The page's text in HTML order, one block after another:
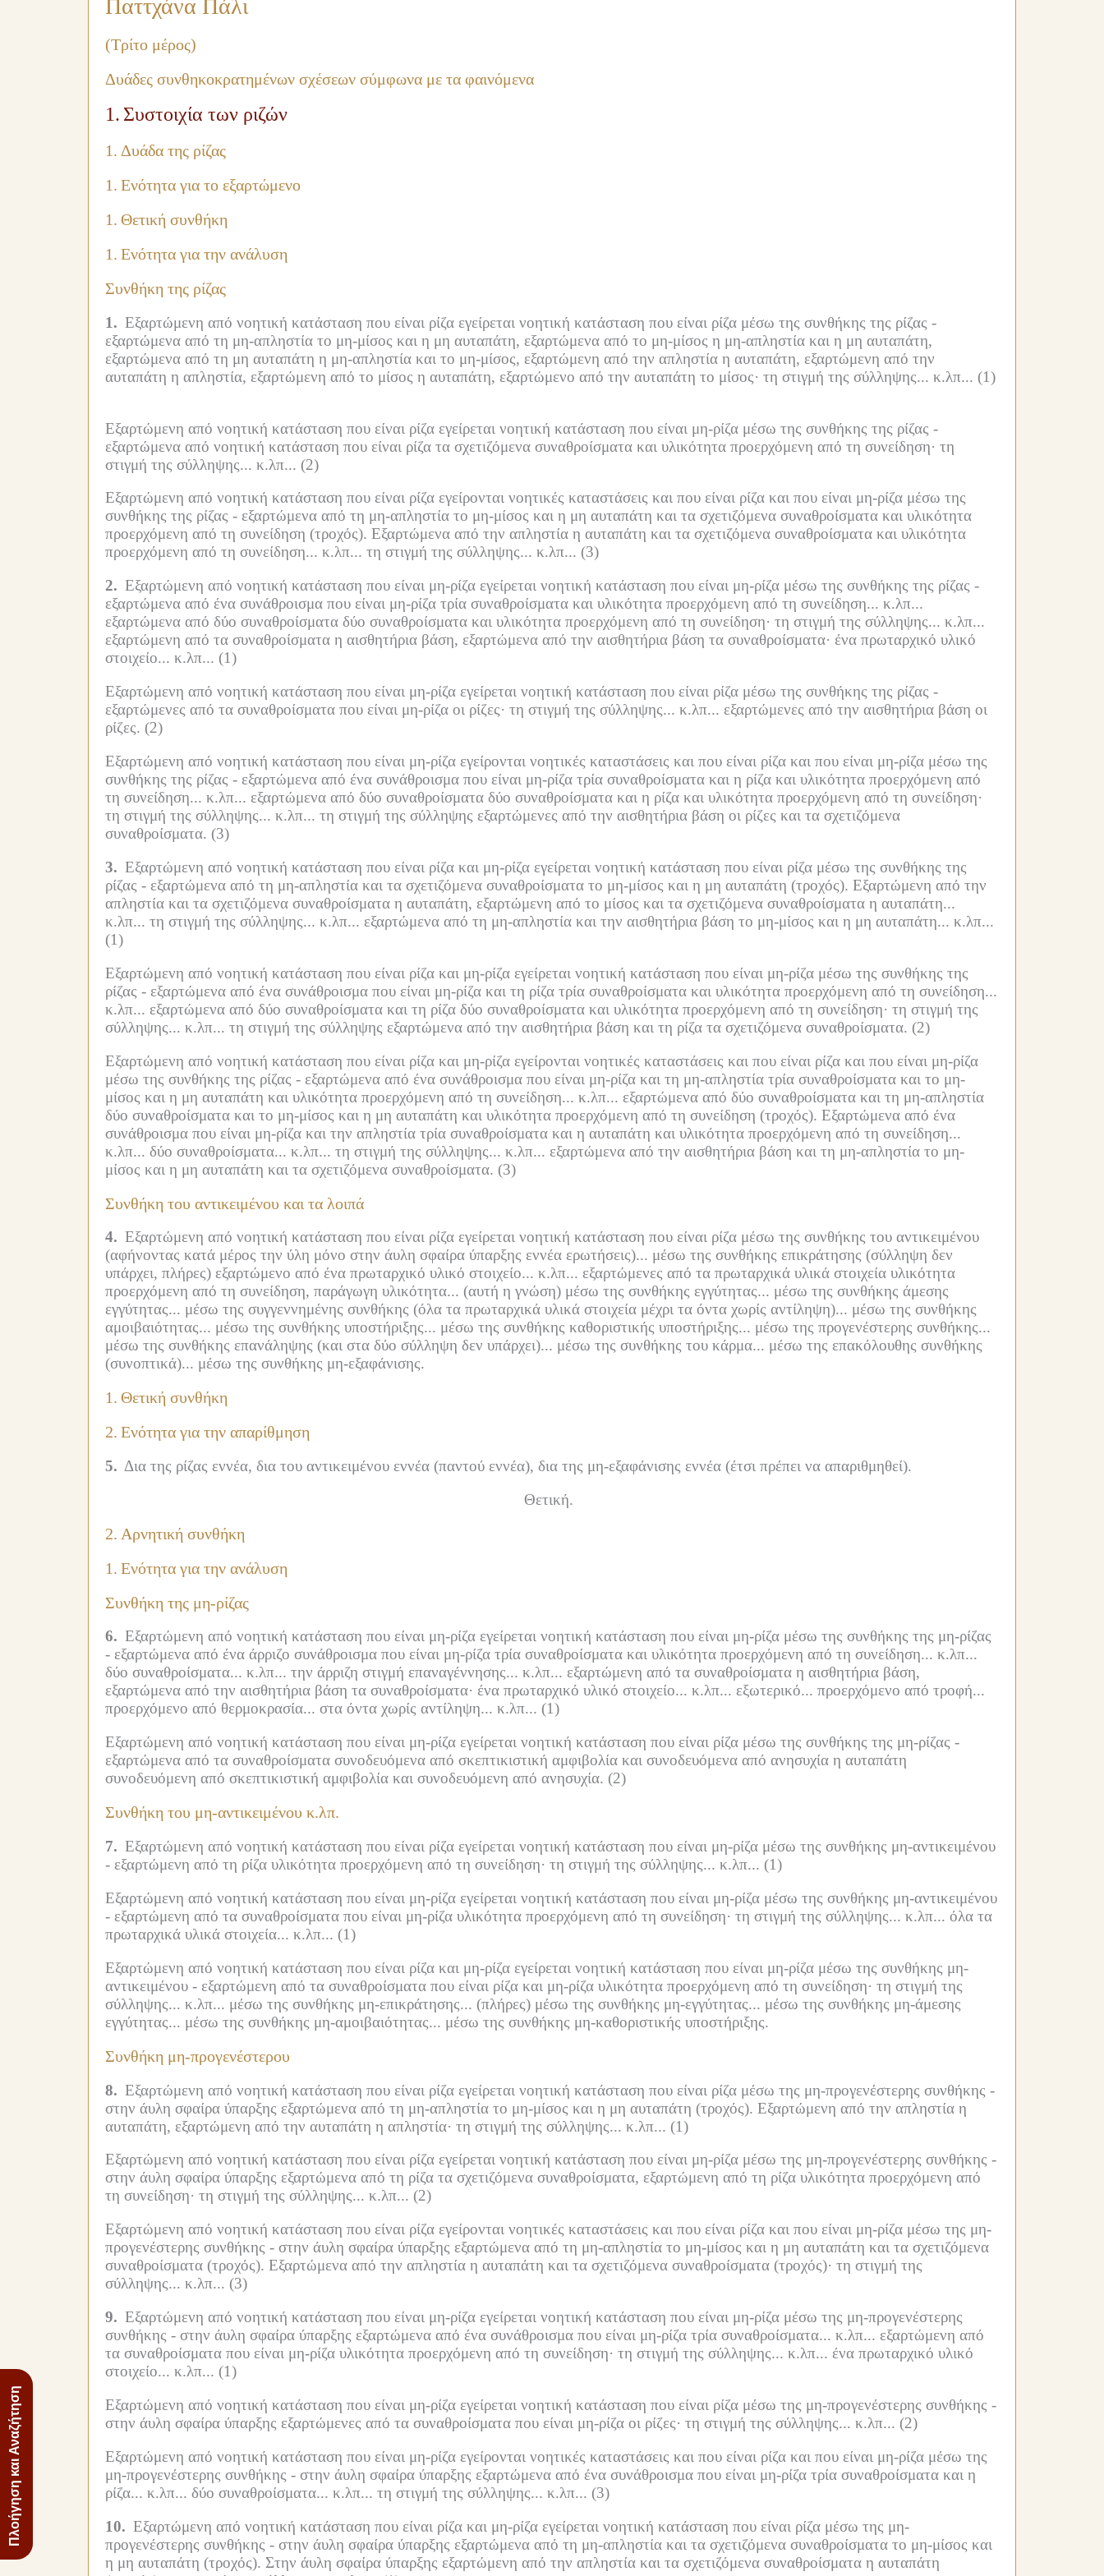
Πλοήγηση και Αναζήτηση
Παττχάνα Πάλι
(Τρίτο μέρος)
Δυάδες συνθηκοκρατημένων σχέσεων σύμφωνα με τα φαινόμενα
1. Συστοιχία των ριζών
1. Δυάδα της ρίζας
1. Ενότητα για το εξαρτώμενο
1. Θετική συνθήκη
1. Ενότητα για την ανάλυση
Συνθήκη της ρίζας
1. Εξαρτώμενη από νοητική κατάσταση που είναι ρίζα εγείρεται νοητική κατάσταση που είναι ρίζα μέσω της συνθήκης της ρίζας -
εξαρτώμενα από τη μη-απληστία το μη-μίσος και η μη αυταπάτη, εξαρτώμενα από το μη-μίσος η μη-απληστία και η μη αυταπάτη,
εξαρτώμενα από τη μη αυταπάτη η μη-απληστία και το μη-μίσος, εξαρτώμενη από την απληστία η αυταπάτη, εξαρτώμενη από την
αυταπάτη η απληστία, εξαρτώμενη από το μίσος η αυταπάτη, εξαρτώμενο από την αυταπάτη το μίσος· τη στιγμή της σύλληψης... κ.λπ... (1)
Εξαρτώμενη από νοητική κατάσταση που είναι ρίζα εγείρεται νοητική κατάσταση που είναι μη-ρίζα μέσω της συνθήκης της ρίζας -
εξαρτώμενα από νοητική κατάσταση που είναι ρίζα τα σχετιζόμενα συναθροίσματα και υλικότητα προερχόμενη από τη συνείδηση· τη
στιγμή της σύλληψης... κ.λπ... (2)
Εξαρτώμενη από νοητική κατάσταση που είναι ρίζα εγείρονται νοητικές καταστάσεις και που είναι ρίζα και που είναι μη-ρίζα μέσω της
συνθήκης της ρίζας - εξαρτώμενα από τη μη-απληστία το μη-μίσος και η μη αυταπάτη και τα σχετιζόμενα συναθροίσματα και υλικότητα
προερχόμενη από τη συνείδηση (τροχός). Εξαρτώμενα από την απληστία η αυταπάτη και τα σχετιζόμενα συναθροίσματα και υλικότητα
προερχόμενη από τη συνείδηση... κ.λπ... τη στιγμή της σύλληψης... κ.λπ... (3)
2. Εξαρτώμενη από νοητική κατάσταση που είναι μη-ρίζα εγείρεται νοητική κατάσταση που είναι μη-ρίζα μέσω της συνθήκης της ρίζας -
εξαρτώμενα από ένα συνάθροισμα που είναι μη-ρίζα τρία συναθροίσματα και υλικότητα προερχόμενη από τη συνείδηση... κ.λπ...
εξαρτώμενα από δύο συναθροίσματα δύο συναθροίσματα και υλικότητα προερχόμενη από τη συνείδηση· τη στιγμή της σύλληψης... κ.λπ...
εξαρτώμενη από τα συναθροίσματα η αισθητήρια βάση, εξαρτώμενα από την αισθητήρια βάση τα συναθροίσματα· ένα πρωταρχικό υλικό
στοιχείο... κ.λπ... (1)
Εξαρτώμενη από νοητική κατάσταση που είναι μη-ρίζα εγείρεται νοητική κατάσταση που είναι ρίζα μέσω της συνθήκης της ρίζας -
εξαρτώμενες από τα συναθροίσματα που είναι μη-ρίζα οι ρίζες· τη στιγμή της σύλληψης... κ.λπ... εξαρτώμενες από την αισθητήρια βάση οι
ρίζες. (2)
Εξαρτώμενη από νοητική κατάσταση που είναι μη-ρίζα εγείρονται νοητικές καταστάσεις και που είναι ρίζα και που είναι μη-ρίζα μέσω της
συνθήκης της ρίζας - εξαρτώμενα από ένα συνάθροισμα που είναι μη-ρίζα τρία συναθροίσματα και η ρίζα και υλικότητα προερχόμενη από
τη συνείδηση... κ.λπ... εξαρτώμενα από δύο συναθροίσματα δύο συναθροίσματα και η ρίζα και υλικότητα προερχόμενη από τη συνείδηση·
τη στιγμή της σύλληψης... κ.λπ... τη στιγμή της σύλληψης εξαρτώμενες από την αισθητήρια βάση οι ρίζες και τα σχετιζόμενα
συναθροίσματα. (3)
3. Εξαρτώμενη από νοητική κατάσταση που είναι ρίζα και μη-ρίζα εγείρεται νοητική κατάσταση που είναι ρίζα μέσω της συνθήκης της
ρίζας - εξαρτώμενα από τη μη-απληστία και τα σχετιζόμενα συναθροίσματα το μη-μίσος και η μη αυταπάτη (τροχός). Εξαρτώμενη από την
απληστία και τα σχετιζόμενα συναθροίσματα η αυταπάτη, εξαρτώμενη από το μίσος και τα σχετιζόμενα συναθροίσματα η αυταπάτη...
κ.λπ... τη στιγμή της σύλληψης... κ.λπ... εξαρτώμενα από τη μη-απληστία και την αισθητήρια βάση το μη-μίσος και η μη αυταπάτη... κ.λπ...
(1)
Εξαρτώμενη από νοητική κατάσταση που είναι ρίζα και μη-ρίζα εγείρεται νοητική κατάσταση που είναι μη-ρίζα μέσω της συνθήκης της
ρίζας - εξαρτώμενα από ένα συνάθροισμα που είναι μη-ρίζα και τη ρίζα τρία συναθροίσματα και υλικότητα προερχόμενη από τη συνείδηση...
κ.λπ... εξαρτώμενα από δύο συναθροίσματα και τη ρίζα δύο συναθροίσματα και υλικότητα προερχόμενη από τη συνείδηση· τη στιγμή της
σύλληψης... κ.λπ... τη στιγμή της σύλληψης εξαρτώμενα από την αισθητήρια βάση και τη ρίζα τα σχετιζόμενα συναθροίσματα. (2)
Εξαρτώμενη από νοητική κατάσταση που είναι ρίζα και μη-ρίζα εγείρονται νοητικές καταστάσεις και που είναι ρίζα και που είναι μη-ρίζα
μέσω της συνθήκης της ρίζας - εξαρτώμενα από ένα συνάθροισμα που είναι μη-ρίζα και τη μη-απληστία τρία συναθροίσματα και το μη-
μίσος και η μη αυταπάτη και υλικότητα προερχόμενη από τη συνείδηση... κ.λπ... εξαρτώμενα από δύο συναθροίσματα και τη μη-απληστία
δύο συναθροίσματα και το μη-μίσος και η μη αυταπάτη και υλικότητα προερχόμενη από τη συνείδηση (τροχός). Εξαρτώμενα από ένα
συνάθροισμα που είναι μη-ρίζα και την απληστία τρία συναθροίσματα και η αυταπάτη και υλικότητα προερχόμενη από τη συνείδηση...
κ.λπ... δύο συναθροίσματα... κ.λπ... τη στιγμή της σύλληψης... κ.λπ... εξαρτώμενα από την αισθητήρια βάση και τη μη-απληστία το μη-
μίσος και η μη αυταπάτη και τα σχετιζόμενα συναθροίσματα. (3)
Συνθήκη του αντικειμένου και τα λοιπά
4. Εξαρτώμενη από νοητική κατάσταση που είναι ρίζα εγείρεται νοητική κατάσταση που είναι ρίζα μέσω της συνθήκης του αντικειμένου
(αφήνοντας κατά μέρος την ύλη μόνο στην άυλη σφαίρα ύπαρξης εννέα ερωτήσεις)... μέσω της συνθήκης επικράτησης (σύλληψη δεν
υπάρχει, πλήρες) εξαρτώμενο από ένα πρωταρχικό υλικό στοιχείο... κ.λπ... εξαρτώμενες από τα πρωταρχικά υλικά στοιχεία υλικότητα
προερχόμενη από τη συνείδηση, παράγωγη υλικότητα... (αυτή η γνώση) μέσω της συνθήκης εγγύτητας... μέσω της συνθήκης άμεσης
εγγύτητας... μέσω της συγγεννημένης συνθήκης (όλα τα πρωταρχικά υλικά στοιχεία μέχρι τα όντα χωρίς αντίληψη)... μέσω της συνθήκης
αμοιβαιότητας... μέσω της συνθήκης υποστήριξης... μέσω της συνθήκης καθοριστικής υποστήριξης... μέσω της προγενέστερης συνθήκης...
μέσω της συνθήκης επανάληψης (και στα δύο σύλληψη δεν υπάρχει)... μέσω της συνθήκης του κάρμα... μέσω της επακόλουθης συνθήκης
(συνοπτικά)... μέσω της συνθήκης μη-εξαφάνισης.
1. Θετική συνθήκη
2. Ενότητα για την απαρίθμηση
5. Δια της ρίζας εννέα, δια του αντικειμένου εννέα (παντού εννέα), δια της μη-εξαφάνισης εννέα (έτσι πρέπει να απαριθμηθεί).
Θετική.
2. Αρνητική συνθήκη
1. Ενότητα για την ανάλυση
Συνθήκη της μη-ρίζας
6. Εξαρτώμενη από νοητική κατάσταση που είναι μη-ρίζα εγείρεται νοητική κατάσταση που είναι μη-ρίζα μέσω της συνθήκης της μη-ρίζας
- εξαρτώμενα από ένα άρριζο συνάθροισμα που είναι μη-ρίζα τρία συναθροίσματα και υλικότητα προερχόμενη από τη συνείδηση... κ.λπ...
δύο συναθροίσματα... κ.λπ... την άρριζη στιγμή επαναγέννησης... κ.λπ... εξαρτώμενη από τα συναθροίσματα η αισθητήρια βάση,
εξαρτώμενα από την αισθητήρια βάση τα συναθροίσματα· ένα πρωταρχικό υλικό στοιχείο... κ.λπ... εξωτερικό... προερχόμενο από τροφή...
προερχόμενο από θερμοκρασία... στα όντα χωρίς αντίληψη... κ.λπ... (1)
Εξαρτώμενη από νοητική κατάσταση που είναι μη-ρίζα εγείρεται νοητική κατάσταση που είναι ρίζα μέσω της συνθήκης της μη-ρίζας -
εξαρτώμενα από τα συναθροίσματα συνοδευόμενα από σκεπτικιστική αμφιβολία και συνοδευόμενα από ανησυχία η αυταπάτη
συνοδευόμενη από σκεπτικιστική αμφιβολία και συνοδευόμενη από ανησυχία. (2)
Συνθήκη του μη-αντικειμένου κ.λπ.
7. Εξαρτώμενη από νοητική κατάσταση που είναι ρίζα εγείρεται νοητική κατάσταση που είναι μη-ρίζα μέσω της συνθήκης μη-αντικειμένου
- εξαρτώμενη από τη ρίζα υλικότητα προερχόμενη από τη συνείδηση· τη στιγμή της σύλληψης... κ.λπ... (1)
Εξαρτώμενη από νοητική κατάσταση που είναι μη-ρίζα εγείρεται νοητική κατάσταση που είναι μη-ρίζα μέσω της συνθήκης μη-αντικειμένου
- εξαρτώμενη από τα συναθροίσματα που είναι μη-ρίζα υλικότητα προερχόμενη από τη συνείδηση· τη στιγμή της σύλληψης... κ.λπ... όλα τα
πρωταρχικά υλικά στοιχεία... κ.λπ... (1)
Εξαρτώμενη από νοητική κατάσταση που είναι ρίζα και μη-ρίζα εγείρεται νοητική κατάσταση που είναι μη-ρίζα μέσω της συνθήκης μη-
αντικειμένου - εξαρτώμενη από τα συναθροίσματα που είναι ρίζα και μη-ρίζα υλικότητα προερχόμενη από τη συνείδηση· τη στιγμή της
σύλληψης... κ.λπ... μέσω της συνθήκης μη-επικράτησης... (πλήρες) μέσω της συνθήκης μη-εγγύτητας... μέσω της συνθήκης μη-άμεσης
εγγύτητας... μέσω της συνθήκης μη-αμοιβαιότητας... μέσω της συνθήκης μη-καθοριστικής υποστήριξης.
Συνθήκη μη-προγενέστερου
8. Εξαρτώμενη από νοητική κατάσταση που είναι ρίζα εγείρεται νοητική κατάσταση που είναι ρίζα μέσω της μη-προγενέστερης συνθήκης -
στην άυλη σφαίρα ύπαρξης εξαρτώμενα από τη μη-απληστία το μη-μίσος και η μη αυταπάτη (τροχός). Εξαρτώμενη από την απληστία η
αυταπάτη, εξαρτώμενη από την αυταπάτη η απληστία· τη στιγμή της σύλληψης... κ.λπ... (1)
Εξαρτώμενη από νοητική κατάσταση που είναι ρίζα εγείρεται νοητική κατάσταση που είναι μη-ρίζα μέσω της μη-προγενέστερης συνθήκης -
στην άυλη σφαίρα ύπαρξης εξαρτώμενα από τη ρίζα τα σχετιζόμενα συναθροίσματα, εξαρτώμενη από τη ρίζα υλικότητα προερχόμενη από
τη συνείδηση· τη στιγμή της σύλληψης... κ.λπ... (2)
Εξαρτώμενη από νοητική κατάσταση που είναι ρίζα εγείρονται νοητικές καταστάσεις και που είναι ρίζα και που είναι μη-ρίζα μέσω της μη-
προγενέστερης συνθήκης - στην άυλη σφαίρα ύπαρξης εξαρτώμενα από τη μη-απληστία το μη-μίσος και η μη αυταπάτη και τα σχετιζόμενα
συναθροίσματα (τροχός). Εξαρτώμενα από την απληστία η αυταπάτη και τα σχετιζόμενα συναθροίσματα (τροχός)· τη στιγμή της
σύλληψης... κ.λπ... (3)
9. Εξαρτώμενη από νοητική κατάσταση που είναι μη-ρίζα εγείρεται νοητική κατάσταση που είναι μη-ρίζα μέσω της μη-προγενέστερης
συνθήκης - στην άυλη σφαίρα ύπαρξης εξαρτώμενα από ένα συνάθροισμα που είναι μη-ρίζα τρία συναθροίσματα... κ.λπ... εξαρτώμενη από
τα συναθροίσματα που είναι μη-ρίζα υλικότητα προερχόμενη από τη συνείδηση· τη στιγμή της σύλληψης... κ.λπ... ένα πρωταρχικό υλικό
στοιχείο... κ.λπ... (1)
Εξαρτώμενη από νοητική κατάσταση που είναι μη-ρίζα εγείρεται νοητική κατάσταση που είναι ρίζα μέσω της μη-προγενέστερης συνθήκης -
στην άυλη σφαίρα ύπαρξης εξαρτώμενες από τα συναθροίσματα που είναι μη-ρίζα οι ρίζες· τη στιγμή της σύλληψης... κ.λπ... (2)
Εξαρτώμενη από νοητική κατάσταση που είναι μη-ρίζα εγείρονται νοητικές καταστάσεις και που είναι ρίζα και που είναι μη-ρίζα μέσω της
μη-προγενέστερης συνθήκης - στην άυλη σφαίρα ύπαρξης εξαρτώμενα από ένα συνάθροισμα που είναι μη-ρίζα τρία συναθροίσματα και η
ρίζα... κ.λπ... δύο συναθροίσματα... κ.λπ... τη στιγμή της σύλληψης... κ.λπ... (3)
10. Εξαρτώμενη από νοητική κατάσταση που είναι ρίζα και μη-ρίζα εγείρεται νοητική κατάσταση που είναι ρίζα μέσω της μη-
προγενέστερης συνθήκης - στην άυλη σφαίρα ύπαρξης εξαρτώμενα από τη μη-απληστία και τα σχετιζόμενα συναθροίσματα το μη-μίσος και
η μη αυταπάτη (τροχός). Στην άυλη σφαίρα ύπαρξης εξαρτώμενη από την απληστία και τα σχετιζόμενα συναθροίσματα η αυταπάτη